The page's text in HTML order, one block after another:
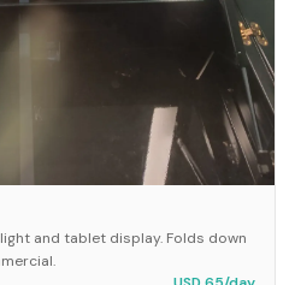
and tablet display. Folds down